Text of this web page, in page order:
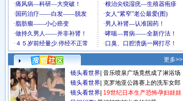
更多>>
镜头看世界 音乐喷泉广场竟然成了淋浴场
镜头看世界 克罗地亚公路赛上的洗车女郎
镜头看世界 19世纪日本生产恐怖孕妇娃娃